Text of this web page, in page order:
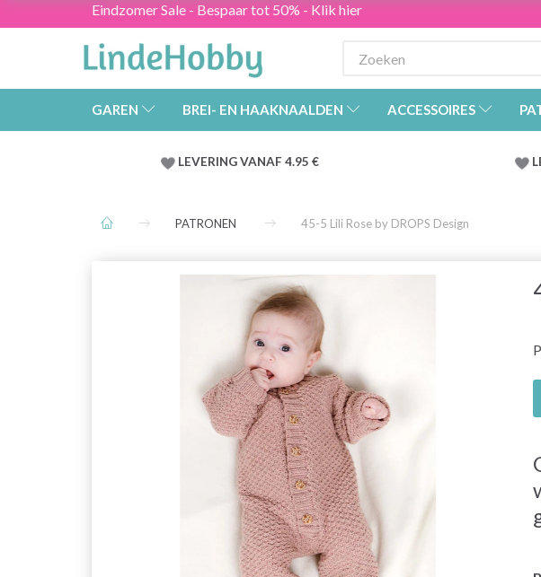
Eindzomer Sale - Bespaar tot 50% - Klik hier
GAREN BREI- EN HAAKNAALDEN ACCESSOIRES
LEVERING VANAF 4.95 €
PATRONEN 45-5 Lili Rose by DROPS Design